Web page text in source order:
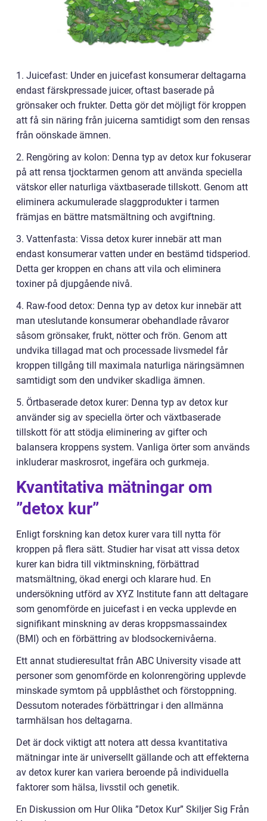
1. Juicefast: Under en juicefast konsumerar deltagarna
endast färskpressade juicer, oftast baserade på
grönsaker och frukter. Detta gör det möjligt för kroppen
att få sin näring från juicerna samtidigt som den rensas
från oönskade ämnen.
2. Rengöring av kolon: Denna typ av detox kur fokuserar
på att rensa tjocktarmen genom att använda speciella
vätskor eller naturliga växtbaserade tillskott. Genom att
eliminera ackumulerade slaggprodukter i tarmen
främjas en bättre matsmältning och avgiftning.
3. Vattenfasta: Vissa detox kurer innebär att man
endast konsumerar vatten under en bestämd tidsperiod.
Detta ger kroppen en chans att vila och eliminera
toxiner på djupgående nivå.
4. Raw-food detox: Denna typ av detox kur innebär att
man uteslutande konsumerar obehandlade råvaror
såsom grönsaker, frukt, nötter och frön. Genom att
undvika tillagad mat och processade livsmedel får
kroppen tillgång till maximala naturliga näringsämnen
samtidigt som den undviker skadliga ämnen.
5. Örtbaserade detox kurer: Denna typ av detox kur
använder sig av speciella örter och växtbaserade
tillskott för att stödja eliminering av gifter och
balansera kroppens system. Vanliga örter som används
inkluderar maskrosrot, ingefära och gurkmeja.
Kvantitativa mätningar om
”detox kur”
Enligt forskning kan detox kurer vara till nytta för
kroppen på flera sätt. Studier har visat att vissa detox
kurer kan bidra till viktminskning, förbättrad
matsmältning, ökad energi och klarare hud. En
undersökning utförd av XYZ Institute fann att deltagare
som genomförde en juicefast i en vecka upplevde en
signifikant minskning av deras kroppsmassaindex
(BMI) och en förbättring av blodsockernivåerna.
Ett annat studieresultat från ABC University visade att
personer som genomförde en kolonrengöring upplevde
minskade symtom på uppblåsthet och förstoppning.
Dessutom noterades förbättringar i den allmänna
tarmhälsan hos deltagarna.
Det är dock viktigt att notera att dessa kvantitativa
mätningar inte är universellt gällande och att effekterna
av detox kurer kan variera beroende på individuella
faktorer som hälsa, livsstil och genetik.
En Diskussion om Hur Olika ”Detox Kur” Skiljer Sig Från